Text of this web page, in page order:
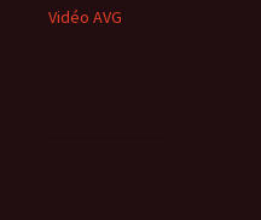
Vidéo AVG